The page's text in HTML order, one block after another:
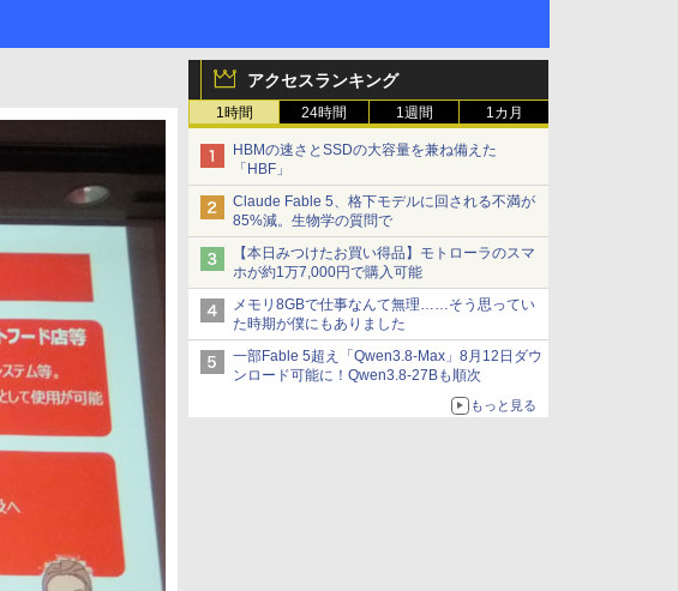
アクセスランキング
1時間 24時間 1週間 1カ月
HBMの速さとSSDの大容量を兼ね備えた
「HBF」
Claude Fable 5、格下モデルに回される不満が
85%減。生物学の質問で
【本日みつけたお買い得品】モトローラのスマ
ホが約1万7,000円で購入可能
メモリ8GBで仕事なんて無理……そう思ってい
た時期が僕にもありました
一部Fable 5超え「Qwen3.8-Max」8月12日ダウ
ンロード可能に！Qwen3.8-27Bも順次
もっと見る